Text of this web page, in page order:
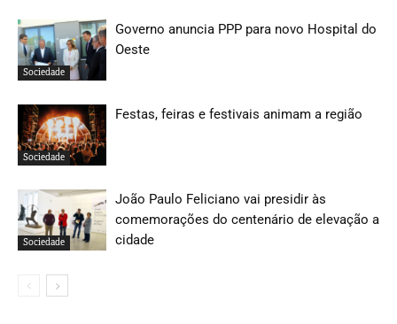
Sociedade
Governo anuncia PPP para novo Hospital do
Oeste
Sociedade
Festas, feiras e festivais animam a região
Sociedade
João Paulo Feliciano vai presidir às
comemorações do centenário de elevação a
cidade